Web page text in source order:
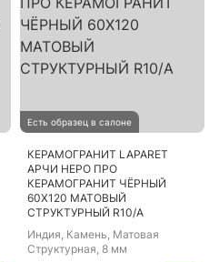
Есть образец в салоне
КЕРАМОГРАНИТ LAPARET
АРЧИ НЕРО ПРО
КЕРАМОГРАНИТ ЧЁРНЫЙ
60Х120 МАТОВЫЙ
СТРУКТУРНЫЙ R10/A
Индия, Камень, Матовая
Структурная, 8 мм